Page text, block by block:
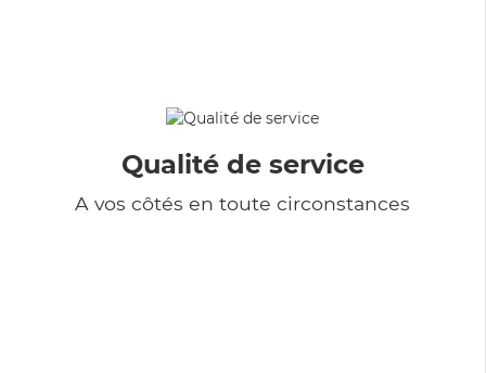
Qualité de service
A vos côtés en toute circonstances